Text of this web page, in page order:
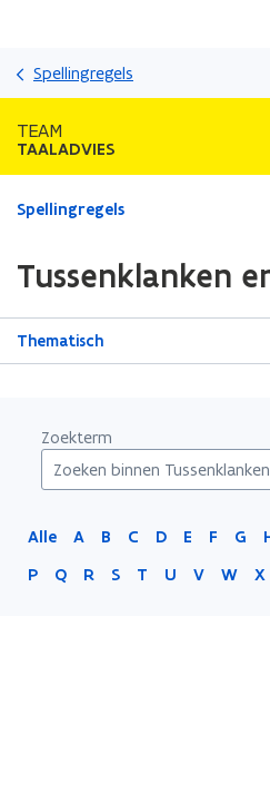
Spellingregels
TEAM
TAALADVIES
Gedaan
zich
op:
Tussenklanken
Spellingregels
Tussenklanken
Thematisch
Zoekterm
Alle A B C D E F G
P
Q R S T U V W X